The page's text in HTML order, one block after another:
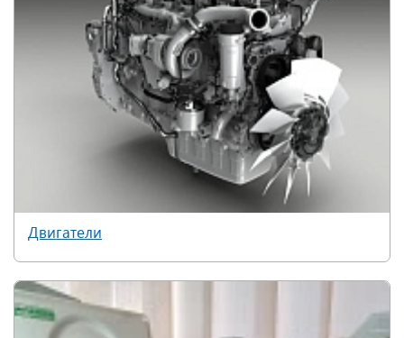
Двигатели